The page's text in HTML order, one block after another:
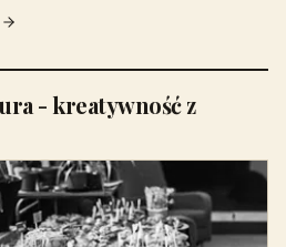
- kreatywność z